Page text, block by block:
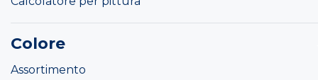
Colore
Assortimento